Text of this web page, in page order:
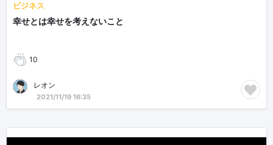
ビジネス
幸せとは幸せを考えないこと
10
レオン
2021/11/19 16:35